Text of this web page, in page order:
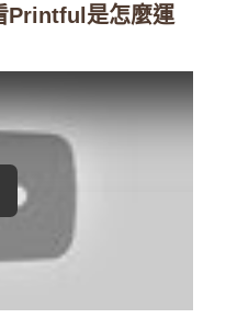
Printful是怎麼運